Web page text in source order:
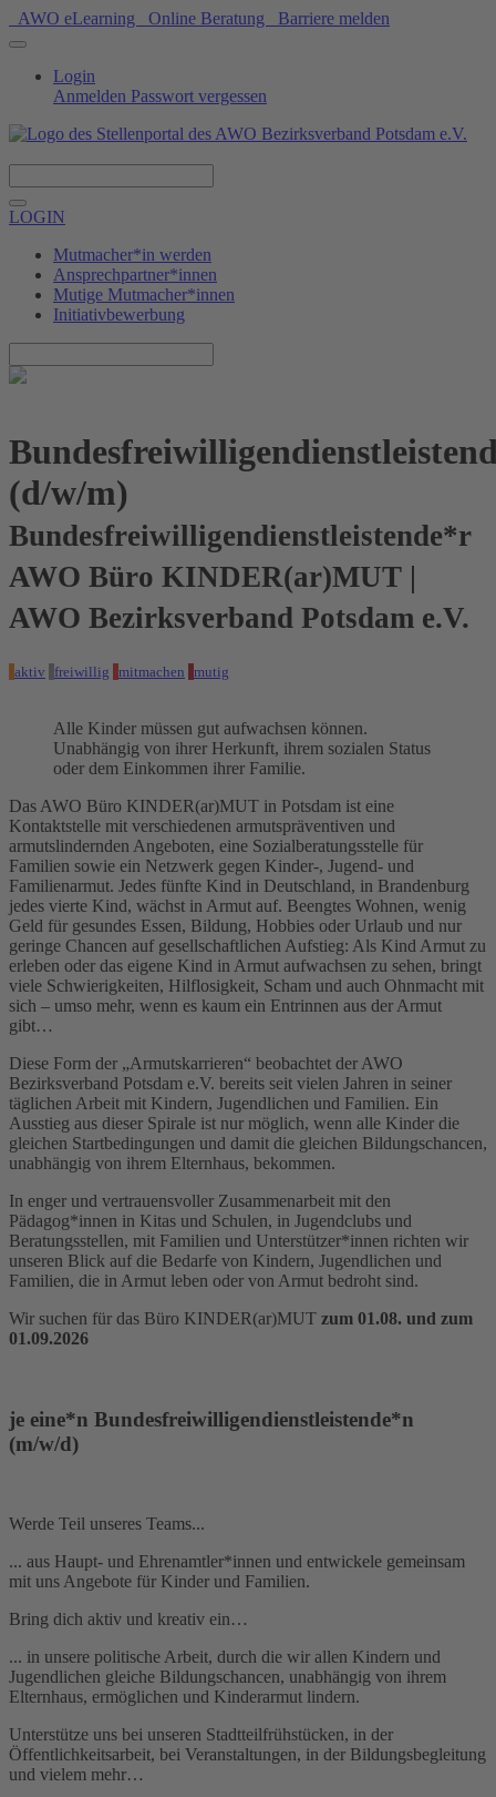
AWO eLearning Online Beratung Barriere melden
Login
Anmelden Passwort vergessen
LOGIN
Mutmacher*in werden
Ansprechpartner*innen
Mutige Mutmacher*innen
Initiativbewerbung
(d/w/m)
Bundesfreiwilligendienstleistende*r
AWO Büro KINDER(ar)MUT |
AWO Bezirksverband Potsdam e.V.
aktiv freiwillig mitmachen mutig
Alle Kinder müssen gut aufwachsen können.
Unabhängig von ihrer Herkunft, ihrem sozialen Status
oder dem Einkommen ihrer Familie.
Das AWO Büro KINDER(ar)MUT in Potsdam ist eine
Kontaktstelle mit verschiedenen armutspräventiven und
armutslindernden Angeboten, eine Sozialberatungsstelle für
Familien sowie ein Netzwerk gegen Kinder-, Jugend- und
Familienarmut. Jedes fünfte Kind in Deutschland, in Brandenburg
jedes vierte Kind, wächst in Armut auf. Beengtes Wohnen, wenig
Geld für gesundes Essen, Bildung, Hobbies oder Urlaub und nur
geringe Chancen auf gesellschaftlichen Aufstieg: Als Kind Armut zu
erleben oder das eigene Kind in Armut aufwachsen zu sehen, bringt
viele Schwierigkeiten, Hilflosigkeit, Scham und auch Ohnmacht mit
sich – umso mehr, wenn es kaum ein Entrinnen aus der Armut
gibt…
Diese Form der „Armutskarrieren“ beobachtet der AWO
Bezirksverband Potsdam e.V. bereits seit vielen Jahren in seiner
täglichen Arbeit mit Kindern, Jugendlichen und Familien. Ein
Ausstieg aus dieser Spirale ist nur möglich, wenn alle Kinder die
gleichen Startbedingungen und damit die gleichen Bildungschancen,
unabhängig von ihrem Elternhaus, bekommen.
In enger und vertrauensvoller Zusammenarbeit mit den
Pädagog*innen in Kitas und Schulen, in Jugendclubs und
Beratungsstellen, mit Familien und Unterstützer*innen richten wir
unseren Blick auf die Bedarfe von Kindern, Jugendlichen und
Familien, die in Armut leben oder von Armut bedroht sind.
Wir suchen für das Büro KINDER(ar)MUT zum 01.08. und zum
01.09.2026
je eine*n Bundesfreiwilligendienstleistende*n
(m/w/d)
Werde Teil unseres Teams...
... aus Haupt- und Ehrenamtler*innen und entwickele gemeinsam
mit uns Angebote für Kinder und Familien.
Bring dich aktiv und kreativ ein…
... in unsere politische Arbeit, durch die wir allen Kindern und
Jugendlichen gleiche Bildungschancen, unabhängig von ihrem
Elternhaus, ermöglichen und Kinderarmut lindern.
Unterstütze uns bei unseren Stadtteilfrühstücken, in der
Öffentlichkeitsarbeit, bei Veranstaltungen, in der Bildungsbegleitung
und vielem mehr…